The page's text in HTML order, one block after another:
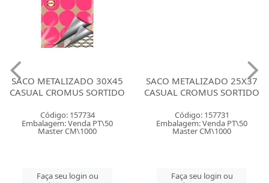
SACO METALIZADO 30X45
CASUAL CROMUS SORTIDO
Código: 157734
Embalagem: Venda PT\50
Master CM\1000
Faça seu login ou
SACO METALIZADO 25X37
CASUAL CROMUS SORTIDO
Código: 157731
Embalagem: Venda PT\50
Master CM\1000
Faça seu login ou